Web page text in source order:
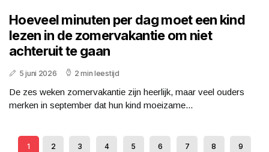
Hoeveel minuten per dag moet een kind
lezen in de zomervakantie om niet
achteruit te gaan
5 juni 2026 2 min leestijd
De zes weken zomervakantie zijn heerlijk, maar veel ouders
merken in september dat hun kind moeizame...
1 2 3 4 5 6 7 8 9